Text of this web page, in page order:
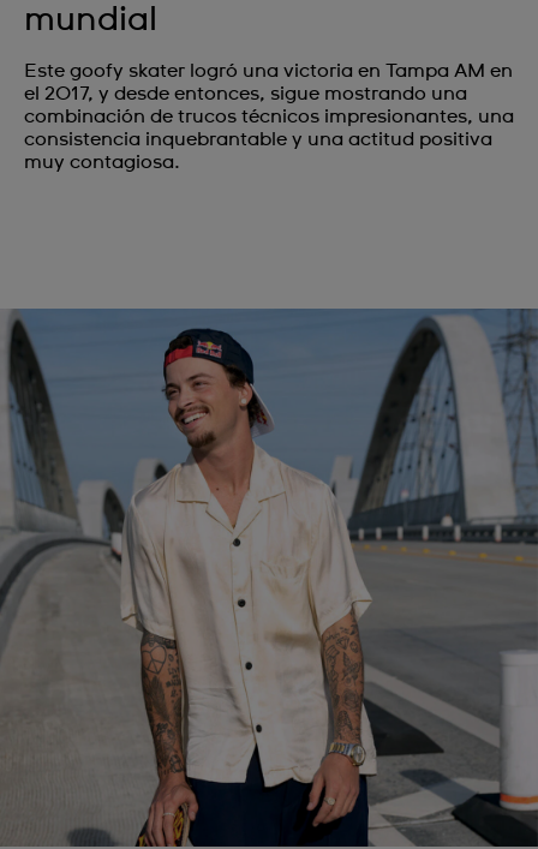
mundial
Este goofy skater logró una victoria en Tampa AM en
el 2017, y desde entonces, sigue mostrando una
combinación de trucos técnicos impresionantes, una
consistencia inquebrantable y una actitud positiva
muy contagiosa.